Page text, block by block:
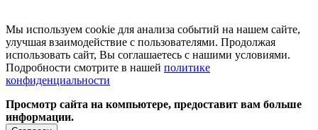
Мы используем cookie для анализа событий на нашем сайте,
улучшая взаимодействие с пользователями. Продолжая
использовать сайт, Вы соглашаетесь с нашими условиями.
Подробности смотрите в нашей политике
конфиденциальности
Просмотр сайта на компьютере, предоставит вам больше
информации.